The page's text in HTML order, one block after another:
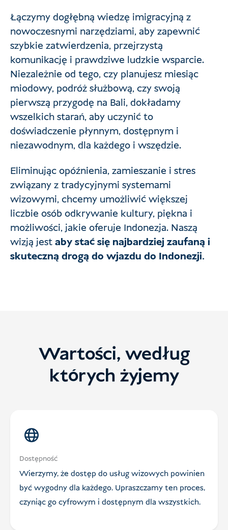
Łączymy dogłębną wiedzę imigracyjną z
nowoczesnymi narzędziami, aby zapewnić
szybkie zatwierdzenia, przejrzystą
komunikację i prawdziwe ludzkie wsparcie.
Niezależnie od tego, czy planujesz miesiąc
miodowy, podróż służbową, czy swoją
pierwszą przygodę na Bali, dokładamy
wszelkich starań, aby uczynić to
doświadczenie płynnym, dostępnym i
niezawodnym, dla każdego i wszędzie.
Eliminując opóźnienia, zamieszanie i stres
związany z tradycyjnymi systemami
wizowymi, chcemy umożliwić większej
liczbie osób odkrywanie kultury, piękna i
możliwości, jakie oferuje Indonezja. Naszą
wizją jestaby stać się najbardziej zaufaną i
skuteczną drogą do wjazdu do Indonezji.
Wartości, według
których żyjemy
Dostępność
Wierzymy, że dostęp do usług wizowych powinien
być wygodny dla każdego. Upraszczamy ten proces,
czyniąc go cyfrowym i dostępnym dla wszystkich.